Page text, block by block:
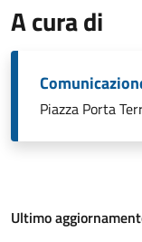
A cura di
Piazza Porta
Ultimo